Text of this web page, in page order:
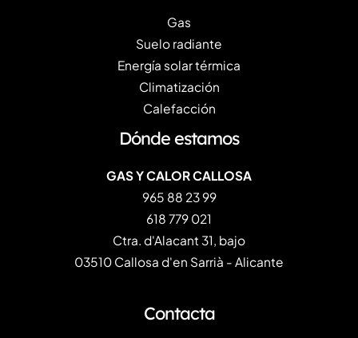
Gas
Suelo radiante
Energía solar térmica
Climatización
Calefacción
Dónde estamos
GAS Y CALOR CALLOSA
965 88 23 99
618 779 021
Ctra. d'Alacant 31, bajo
03510 Callosa d'en Sarrià - Alicante
Contacta